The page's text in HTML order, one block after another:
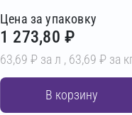
Цена за упаковку
1 273,80 ₽
63,69 ₽ за л , 63,69 ₽ за
В корзину